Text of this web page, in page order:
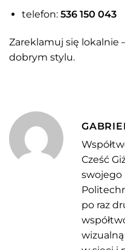
telefon: 536 150 043
Zareklamuj się lokalnie
dobrym stylu.
Cześć
swojego
po raz
wizualną